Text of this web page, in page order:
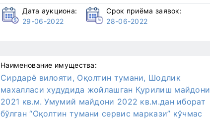
Дата аукциона:
29-06-2022
Срок приёма заявок:
28-06-2022
Наименование имущества:
Сирдарё вилояти, Оқолтин тумани, Шодлик
махалласи худудида жойлашган Қурилиш майдони
2021 кв.м. Умумий майдони 2022 кв.м.дан иборат
бўлган “Оқолтин тумани сервис маркази” кўчмас